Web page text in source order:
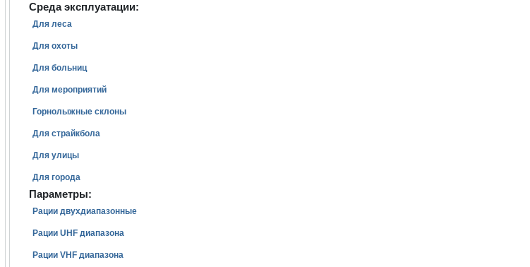
Среда эксплуатации:
Для леса
Для охоты
Для больниц
Для мероприятий
Горнолыжные склоны
Для страйкбола
Для улицы
Для города
Параметры:
Рации двухдиапазонные
Рации UHF диапазона
Рации VHF диапазона